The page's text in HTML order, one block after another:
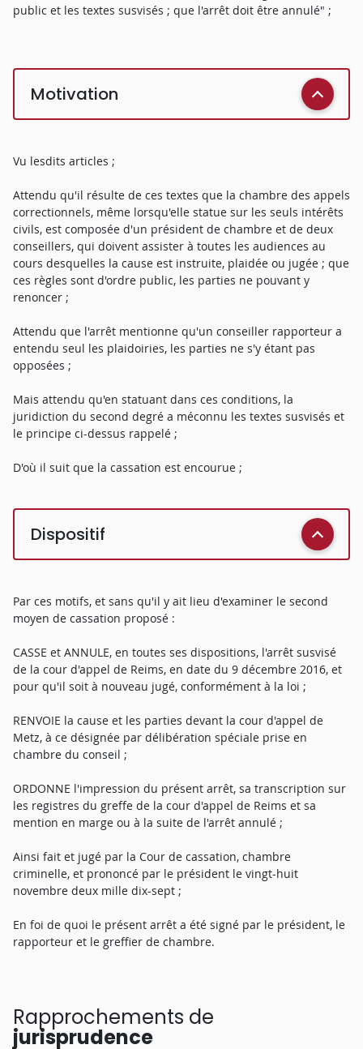
public et les textes susvisés ; que l'arrêt doit être annulé" ;
Motivation
Vu lesdits articles ;
Attendu qu'il résulte de ces textes que la chambre des appels
correctionnels, même lorsqu'elle statue sur les seuls intérêts
civils, est composée d'un président de chambre et de deux
conseillers, qui doivent assister à toutes les audiences au
cours desquelles la cause est instruite, plaidée ou jugée ; que
ces règles sont d'ordre public, les parties ne pouvant y
renoncer ;
Attendu que l'arrêt mentionne qu'un conseiller rapporteur a
entendu seul les plaidoiries, les parties ne s'y étant pas
opposées ;
Mais attendu qu'en statuant dans ces conditions, la
juridiction du second degré a méconnu les textes susvisés et
le principe ci-dessus rappelé ;
D'où il suit que la cassation est encourue ;
Dispositif
Par ces motifs, et sans qu'il y ait lieu d'examiner le second
moyen de cassation proposé :
CASSE et ANNULE, en toutes ses dispositions, l'arrêt susvisé
de la cour d'appel de Reims, en date du 9 décembre 2016, et
pour qu'il soit à nouveau jugé, conformément à la loi ;
RENVOIE la cause et les parties devant la cour d'appel de
Metz, à ce désignée par délibération spéciale prise en
chambre du conseil ;
ORDONNE l'impression du présent arrêt, sa transcription sur
les registres du greffe de la cour d'appel de Reims et sa
mention en marge ou à la suite de l'arrêt annulé ;
Ainsi fait et jugé par la Cour de cassation, chambre
criminelle, et prononcé par le président le vingt-huit
novembre deux mille dix-sept ;
En foi de quoi le présent arrêt a été signé par le président, le
rapporteur et le greffier de chambre.
Rapprochements de
jurisprudence